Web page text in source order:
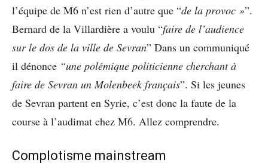
l’équipe de M6 n’est rien d’autre que “de la provoc »”.
Bernard de la Villardière a voulu “faire de l’audience
sur le dos de la ville de Sevran” Dans un communiqué
il dénonce “une polémique politicienne cherchant à
faire de Sevran un Molenbeek français”. Si les jeunes
de Sevran partent en Syrie, c’est donc la faute de la
course à l’audimat chez M6. Allez comprendre.
Complotisme mainstream